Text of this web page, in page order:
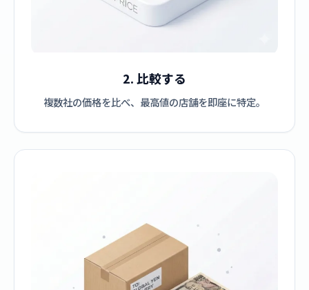
2. 比較する
複数社の価格を比べ、最高値の店舗を即座に特定。